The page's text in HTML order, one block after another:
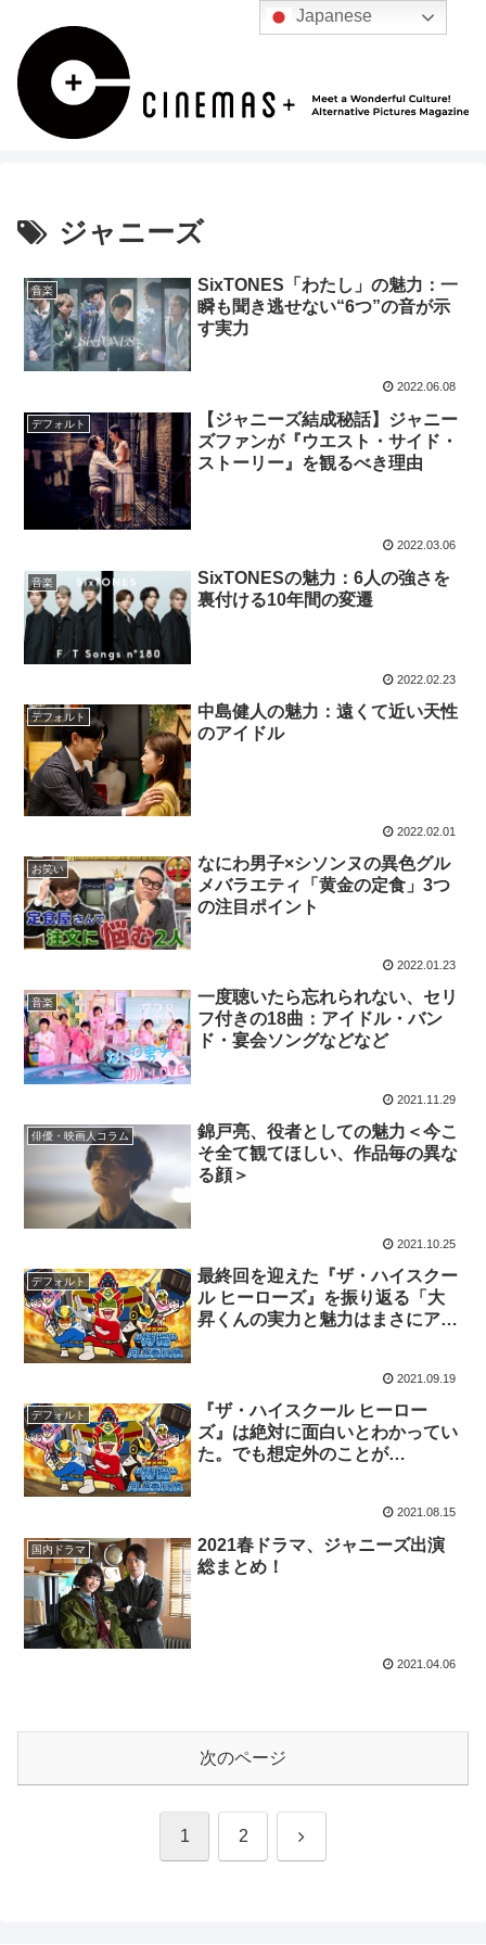
ジャニーズ
音楽
SixTONES「わたし」の魅力：一
瞬も聞き逃せない“6つ”の音が示
す実力
2022.06.08
デフォルト
【ジャニーズ結成秘話】ジャニー
ズファンが『ウエスト・サイド・
ストーリー』を観るべき理由
2022.03.06
音楽
SixTONESの魅力：6人の強さを
裏付ける10年間の変遷
2022.02.23
デフォルト
中島健人の魅力：遠くて近い天性
のアイドル
2022.02.01
お笑い
なにわ男子×シソンヌの異色グル
メバラエティ「黄金の定食」3つ
の注目ポイント
2022.01.23
音楽
一度聴いたら忘れられない、セリ
フ付きの18曲：アイドル・バン
ド・宴会ソングなどなど
2021.11.29
俳優・映画人コラム
錦戸亮、役者としての魅力＜今こ
そ全て観てほしい、作品毎の異な
る顔＞
2021.10.25
デフォルト
最終回を迎えた『ザ・ハイスクー
ル ヒーローズ』を振り返る「大
昇くんの実力と魅力はまさにアカ
2021.09.19
デフォルト
『ザ・ハイスクール ヒーロー
ズ』は絶対に面白いとわかってい
た。でも想定外のことが…
2021.08.15
国内ドラマ
2021春ドラマ、ジャニーズ出演
総まとめ！
2021.04.06
次のページ
1 2 次
Japanese